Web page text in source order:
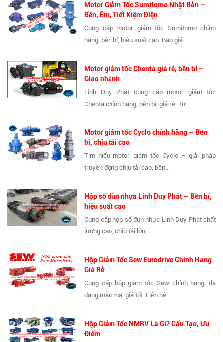
Motor Giảm Tốc Sumitomo Nhật Bản –
Bền, Êm, Tiết Kiệm Điện
Cung cấp motor giảm tốc Sumitomo chính
hãng, bền bỉ, hiệu suất cao. Báo giá...
Motor giảm tốc Chenta giá rẻ, bền bỉ –
Giao nhanh
Linh Duy Phát cung cấp motor giảm tốc
Chenta chính hãng, bền bỉ, giá rẻ. Tư...
Motor giảm tốc Cyclo chính hãng – Bền
bỉ, chịu tải cao
Tìm hiểu motor giảm tốc Cyclo – giải pháp
truyền động chịu tải cao, bền...
Hộp số đùn nhựa Linh Duy Phát – Bền bỉ,
hiệu suất cao
Cung cấp hộp số đùn nhựa Linh Duy Phát chất
lượng cao, chịu tải lớn,...
Hộp Giảm Tốc Sew Eurodrive Chính Hãng
Giá Rẻ
Cung cấp hộp giảm tốc Sew chính hãng, đa
dạng mẫu mã, giá tốt. Liên hệ...
Hộp Giảm Tốc NMRV Là Gì? Cấu Tạo, Ưu
Điểm